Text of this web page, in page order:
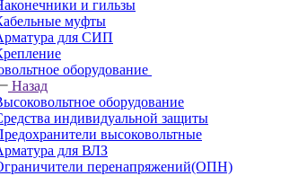
и гильзы
муфты
для СИП
оборудование
Назад
оборудование
индивидуальной защиты
высоковольтные
для ВЛЗ
перенапряжений(ОПН)